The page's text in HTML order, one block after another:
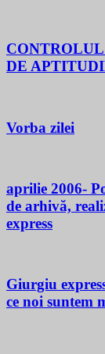
DE
Vorba zilei
aprilie 2006-
de arhivă,
express
Giurgiu
ce noi suntem